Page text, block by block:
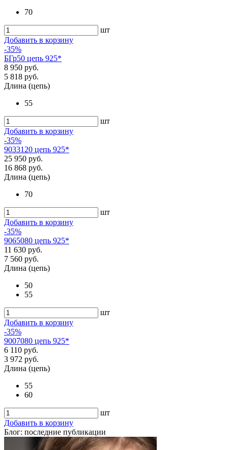
70
шт
Добавить в корзину
-35%
БГр50 цепь 925*
8 950 руб.
5 818 руб.
Длина (цепь)
55
шт
Добавить в корзину
-35%
9033120 цепь 925*
25 950 руб.
16 868 руб.
Длина (цепь)
70
шт
Добавить в корзину
-35%
9065080 цепь 925*
11 630 руб.
7 560 руб.
Длина (цепь)
50
55
шт
Добавить в корзину
-35%
9007080 цепь 925*
6 110 руб.
3 972 руб.
Длина (цепь)
55
60
шт
Добавить в корзину
Блог: последние публикации